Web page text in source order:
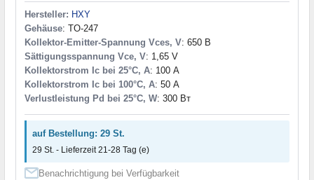
Hersteller: HXY
Gehäuse: TO-247
Kollektor-Emitter-Spannung Vces, V: 650 В
Sättigungsspannung Vce, V: 1,65 V
Kollektorstrom Ic bei 25°C, A: 100 А
Kollektorstrom Ic bei 100°C, A: 50 А
Verlustleistung Pd bei 25°C, W: 300 Вт
auf Bestellung: 29 St.
29 St. - Lieferzeit 21-28 Tag (e)
Benachrichtigung bei Verfügbarkeit